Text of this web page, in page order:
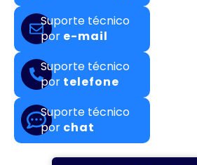
Suporte técnico
por e-mail
Suporte técnico
por telefone
Suporte técnico
por chat